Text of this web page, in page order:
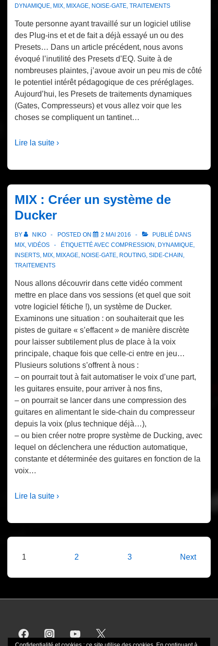
DYNAMIQUE, MIX, MIXAGE, NOISE-GATE, TRAITEMENTS
Toute personne ayant travaillé sur un logiciel utilise
des Plug-ins et et de fait a déjà essayé un ou des
Presets… Dans un article précédent, nous avons
évoqué l’inutilité des Presets d’EQ. Suite à de
nombreuses plaintes, j’avoue avoir un peu mis de côté
le potentiel intérêt pédagogique de ces préréglages.
Aujourd’hui, les Presets de traitements dynamiques
(Gates, Compresseurs) et vous allez voir que les
choses se compliquent un tantinet…
Lire la suite ›
MIX : Créer un système de
Ducker
BY NIKO POSTED ON 2 MAI 2016
PUBLIÉ DANS
MIX, VIDÉOS ÉTIQUETTÉ AVEC COMPRESSION , DYNAMIQUE,
INSERTS, MIX, MIXAGE, NOISE-GATE, ROUTING, SIDE-CHAIN ,
TRAITEMENTS
Nous allons découvrir dans cette vidéo comment
mettre en place dans vos sessions (et quel que soit
votre logiciel fétiche !), un système de Ducker.
Examinons une situation : on souhaiterait que les
pistes de guitare « s’effacent » de manière discrète
pour laisser subtilement plus de place à la voix
principale, chaque fois que celle-ci entre en jeu…
Plusieurs solutions s’offrent à nous :
– on pourrait tout à fait automatiser le voix d’une part,
les guitares ensuite, pour arriver à nos fins,
– on pourrait se lancer dans une compression des
guitares en alimentant le side-chain du compresseur
depuis la voix (plus technique déjà…),
– ou bien créer notre propre système de Ducking, avec
lequel on déclenchera une réduction automatique,
constante et déterminée des guitares en fonction de la
voix…
Lire la suite ›
Pagination
des
1 2 3 Next